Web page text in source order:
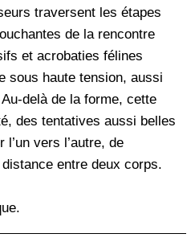
traversent les étapes
de la rencontre
et acrobaties félines
sous haute tension, aussi
delà de la forme, cette
des tentatives aussi belles
l’un vers l’autre, de
entre deux corps.